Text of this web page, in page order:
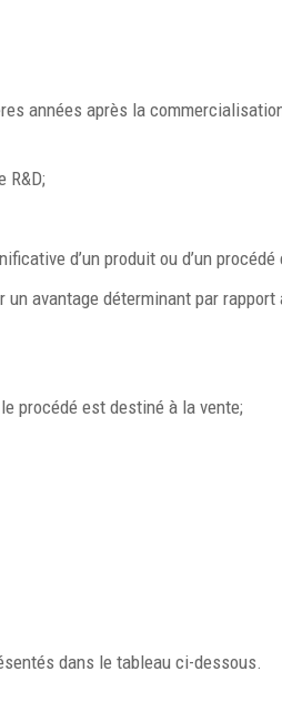
années après la
R&D;
d’un produit ou d’un procédé
un avantage déterminant par
procédé est destiné à la vente;
dans le tableau ci-dessous.